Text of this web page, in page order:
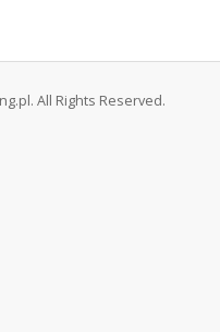
All Rights Reserved.